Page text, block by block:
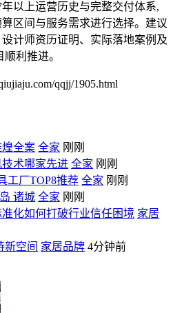
以上运营历史与完整交付体系,
区间与服务需求进行选择。建议
计师资历证明、实际落地案例及
利推进。
qqjj/1905.html
全案 全家 刚刚
术哪家先进 全家 刚刚
工厂TOP8推荐 全家 刚刚
诸城 全家 刚刚
化如何打破行业信任困境 家居
新空间 家居品牌 4分钟前